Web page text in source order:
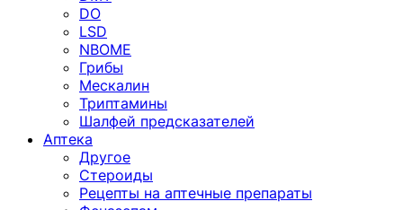
DO
LSD
NBOME
Грибы
Мескалин
Триптамины
Шалфей предсказателей
Аптека
Другое
Стероиды
Рецепты на аптечные препараты